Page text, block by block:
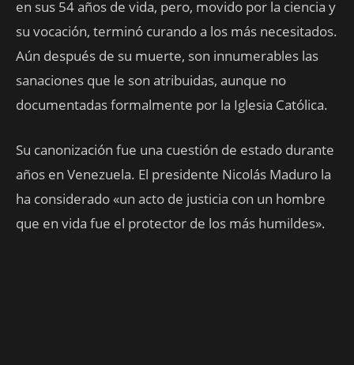
en sus 54 años de vida, pero, movido por la ciencia y
su vocación, terminó curando a los más necesitados.
Aún después de su muerte, son innumerables las
sanaciones que le son atribuidas, aunque no
documentadas formalmente por la Iglesia Católica.
Su canonización fue una cuestión de estado durante
años en Venezuela. El presidente Nicolás Maduro la
ha considerado «un acto de justicia con un hombre
que en vida fue el protector de los más humildes».